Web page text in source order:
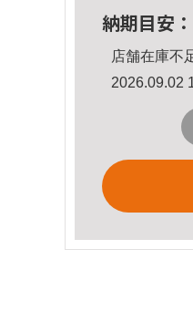
納期目安：
店舗在庫不
2026.09.02